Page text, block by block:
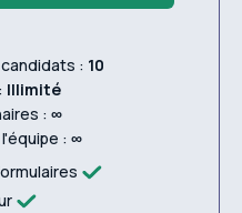
: 10
Illimité
: ∞
: ∞